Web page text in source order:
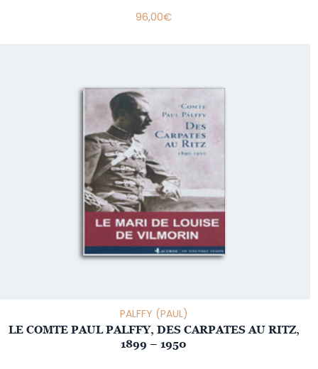
96,00€
PALFFY (PAUL)
LE COMTE PAUL PALFFY, DES CARPATES AU RITZ,
1899 – 1950